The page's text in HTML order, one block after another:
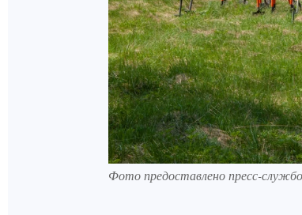
Фото предоставлено пресс-